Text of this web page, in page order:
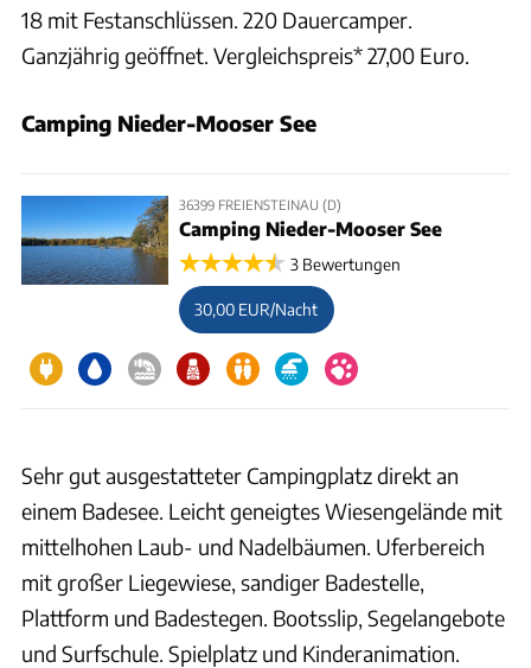
18 mit Festanschlüssen. 220 Dauercamper.
Ganzjährig geöffnet. Vergleichspreis* 27,00 Euro.
Camping Nieder-Mooser See
36399 FREIENSTEINAU (D)
Camping Nieder-Mooser See
3 Bewertungen
30,00 EUR/Nacht
Sehr gut ausgestatteter Campingplatz direkt an
einem Badesee. Leicht geneigtes Wiesengelände mit
mittelhohen Laub- und Nadelbäumen. Uferbereich
mit großer Liegewiese, sandiger Badestelle,
Plattform und Badestegen. Bootsslip, Segelangebote
und Surfschule. Spielplatz und Kinderanimation.